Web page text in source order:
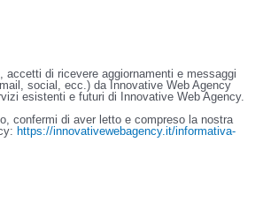
accetti di ricevere aggiornamenti e messaggi
social, ecc.) da Innovative Web Agency
esistenti e futuri di Innovative Web Agency.
confermi di aver letto e compreso la nostra
https://innovativewebagency.it/informativa-